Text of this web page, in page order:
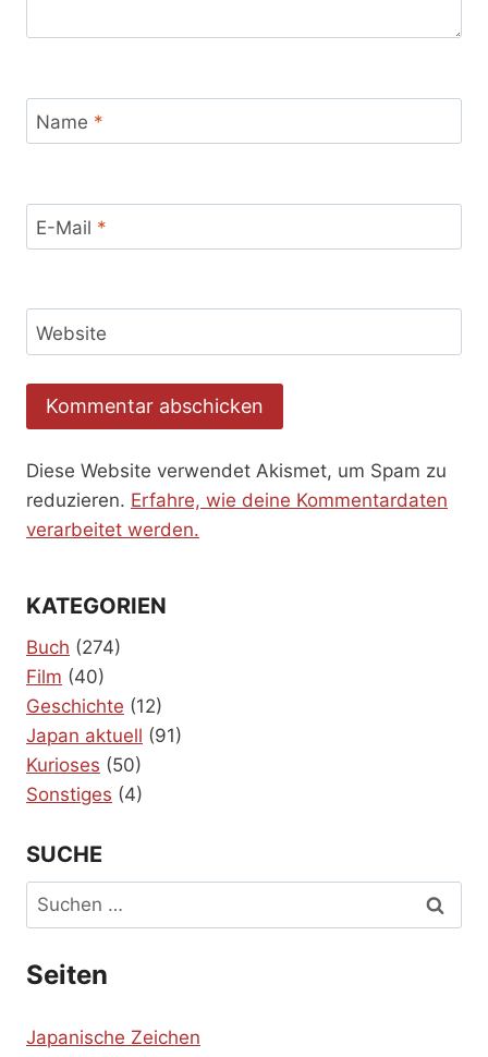
Name *
E-Mail *
Website
Diese Website verwendet Akismet, um Spam zu
reduzieren. Erfahre, wie deine Kommentardaten
verarbeitet werden.
KATEGORIEN
Buch (274)
Film (40)
Geschichte (12)
Japan aktuell (91)
Kurioses (50)
Sonstiges (4)
SUCHE
Suchen
nach:
Seiten
Japanische Zeichen